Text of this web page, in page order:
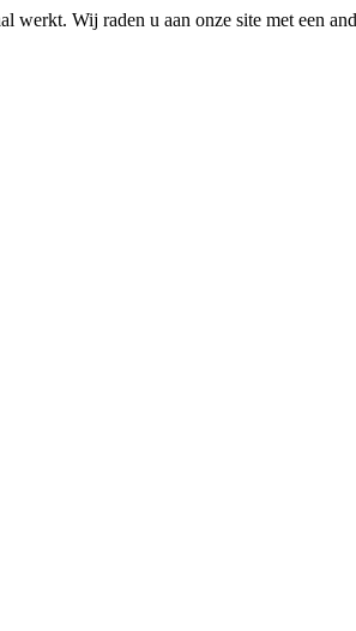
Wij raden u aan onze site met een